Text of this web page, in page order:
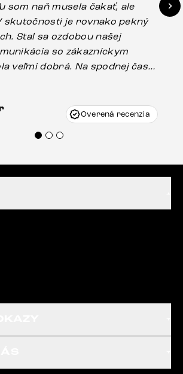
som naň musela čakať, ale
skutočnosti je rovnako pekný
Stal sa ozdobou našej
so zákazníckym
veľmi dobrá. Na spodnej časti
poškodenie, pravdepodobne
mojej záležitosti pristúpili
Odporúčam produkty Delife
Overená recenzia